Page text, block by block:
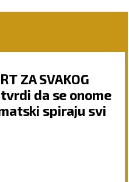
ZA SVAKOG
tvrdi da se onome
spiraju svi